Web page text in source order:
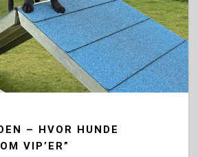
– HVOR HUNDE
VIP’ER”